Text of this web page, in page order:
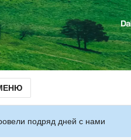
подряд дней с нами